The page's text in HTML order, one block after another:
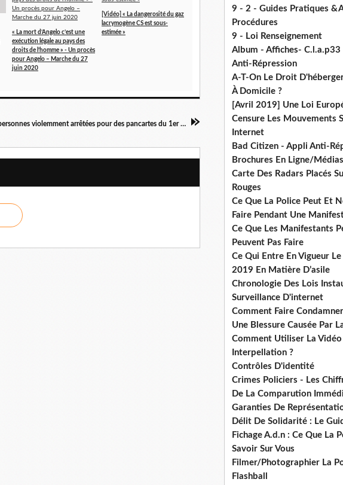
« La mort d’Angelo c’est une
exécution légale au pays des
droits de l’homme » - Un procès
pour Angelo – Marche du 27
juin 2020
[Vidéo] « La dangerosité du gaz
lacrymogène CS est sous-
estimée »
[Vidéo] Cinq personnes violemment arrêtées pour des pancartes du 1er mai à Paris
9 - 2 - Guides Pratiques
Procédures
9 - Loi Renseignement
Album - Affiches- C.l.a.p33
Anti-Répression
A-T-On Le Droit
À Domicile ?
[Avril 2019] Une Loi
Censure Les Mouvements
Internet
Bad Citizen - Appli Anti-
Brochures En Ligne/
Carte Des Radars Placés
Rouges
Ce Que La Police Peut Et
Faire Pendant Une
Ce Que Les Manifestants
Peuvent Pas Faire
Ce Qui Entre En Vigueur
2019 En Matière D’asile
Chronologie Des Lois
Surveillance D'internet
Comment Faire Condamner
Une Blessure Causée Par
Comment Utiliser La Vidéo
Interpellation ?
Contrôles D'identité
Crimes Policiers - Les
De La Comparution
Garanties De
Délit De Solidarité : Le
Fichage A.d.n : Ce Que La
Savoir Sur Vous
Filmer/Photographier La
Flashball